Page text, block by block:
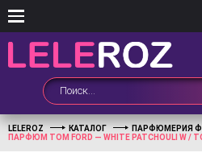
LELEROZ КАТАЛОГ ПАРФЮМЕРИЯ
ПАРФЮМ TOM FORD — WHITE PATCHOULI W